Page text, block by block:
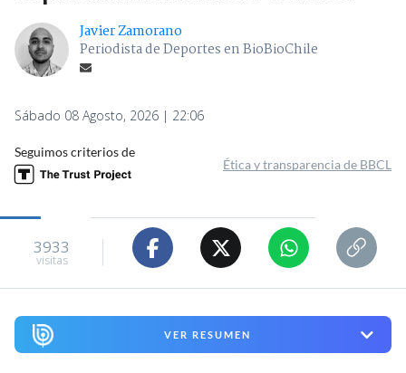
Javier Zamorano
Periodista de Deportes en BioBioChile
Sábado 08 Agosto, 2026 | 22:06
Seguimos criterios de
Ética y transparencia de BBCL
3933
visitas
VER RESUMEN